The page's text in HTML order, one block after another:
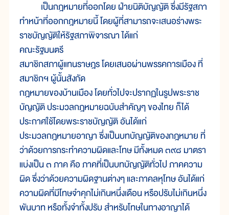
เป็นกฎหมายที่ออกโดย ฝ่ายนิติบัญญัติ ซึ่งมีรัฐสภา
ทำหน้าที่ออกกฎหมายนี้ โดยผู้ที่สามารถจะเสนอร่างพระ
ราชบัญญัติให้รัฐสภาพิจารณา ได้แก่
คณะรัฐมนตรี
สมาชิกสภาผู้แทนราษฎร โดยเสนอผ่านพรรคการเมือง ที่
สมาชิกฯ ผู้นั้นสังกัด
กฎหมายของบ้านเมือง โดยทั่วไปจะปรากฏในรูปพระราช
บัญญัติ ประมวลกฎหมายฉบับสำคัญๆ ของไทย ก็ได้
ประกาศใช้โดยพระราชบัญญัติ อันได้แก่
ประมวลกฎหมายอาญา ซึ่งเป็นบทบัญญัติของกฎหมาย ที่
ว่าด้วยการกระทำความผิดและโทษ มีทั้งหมด ๓๙๘ มาตรา
แบ่งเป็น ๓ ภาค คือ ภาคที่เป็นบทบัญญัติทั่วไป ภาคความ
ผิด ซึ่งว่าด้วยความผิดฐานต่างๆ และภาคลหุโทษ อันได้แก่
ความผิดที่มีโทษจำคุกไม่เกินหนึ่งเดือน หรือปรับไม่เกินหนึ่ง
พันบาท หรือทั้งจำทั้งปรับ สำหรับโทษในทางอาญาได้